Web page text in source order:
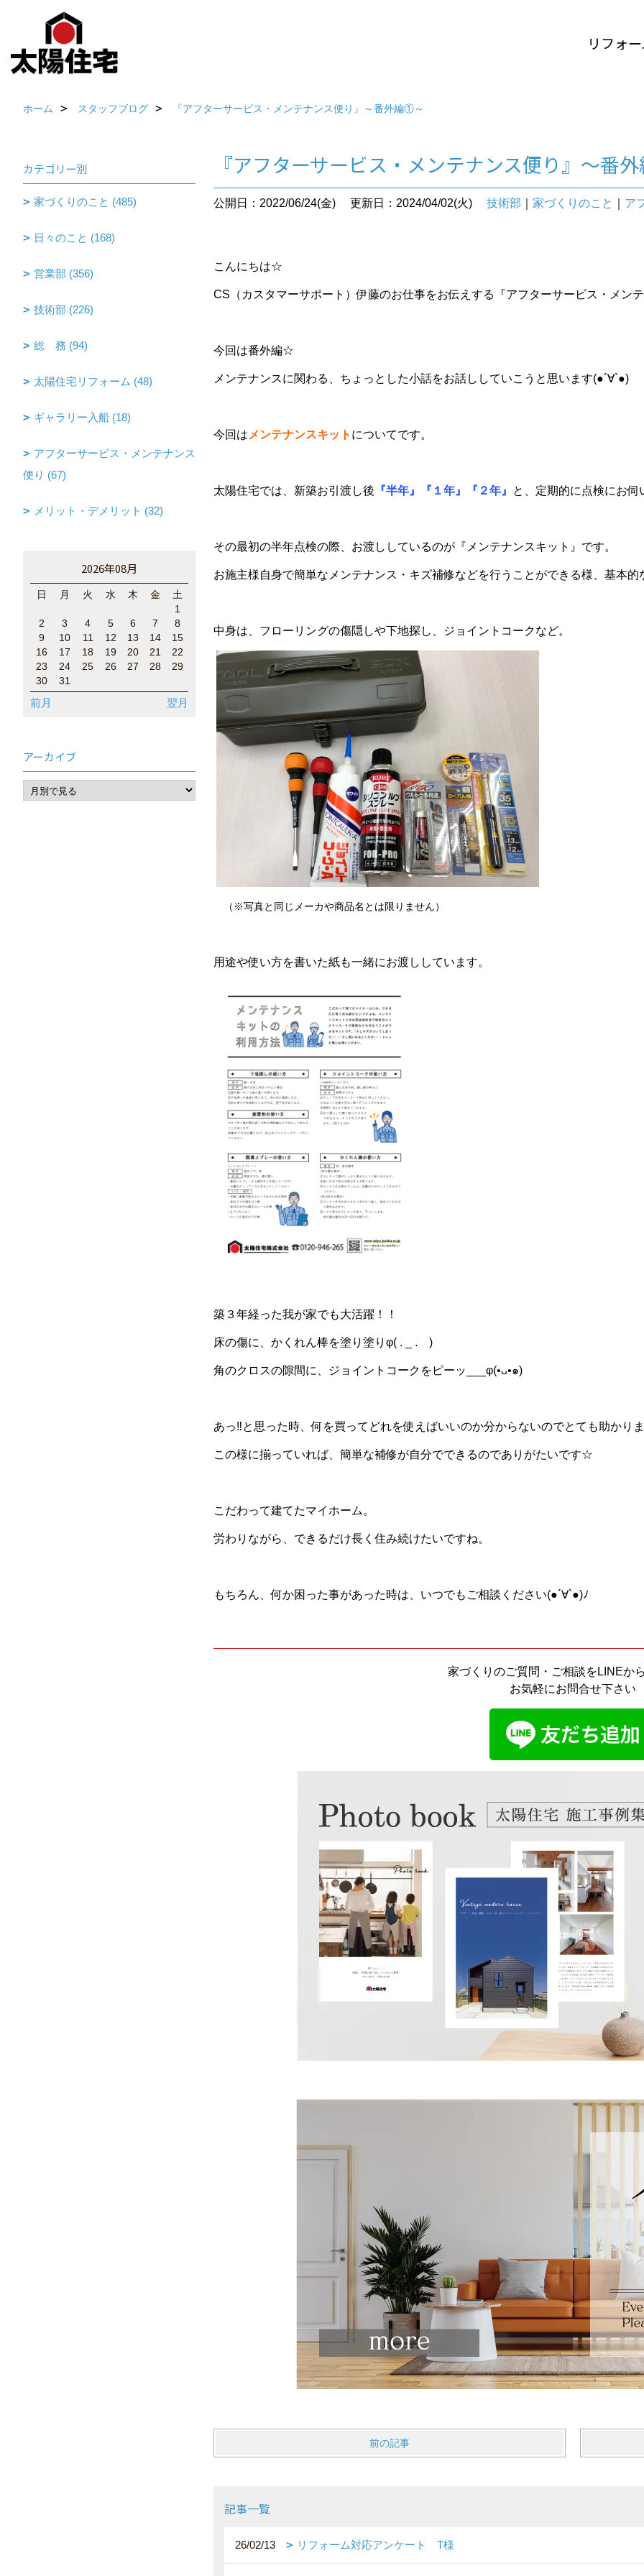
リフォ
ホーム スタッフブログ 『アフターサービス・メンテナンス便り』～番外編①～
『アフターサービス・メンテナンス便り』～番
公開日：2022/06/24(金) 更新日：2024/04/02(火) 技術部 家づくりのこと ア
こんにちは☆
CS（カスタマーサポート）伊藤のお仕事をお伝えする『アフターサービス・メン
今回は番外編☆
メンテナンスに関わる、ちょっとした小話をお話ししていこうと思います(●´∀`●)
今回は メンテナンスキット についてです。
太陽住宅では、新築お引渡し後 『半年』『１年』『２年』 と、定期的に点検にお
その最初の半年点検の際、お渡ししているのが『メンテナンスキット』です。
お施主様自身で簡単なメンテナンス・キズ補修などを行うことができる様、基本
中身は、フローリングの傷隠しや下地探し、ジョイントコークなど。
（※写真と同じメーカや商品名とは限りません）
用途や使い方を書いた紙も一緒にお渡ししています。
築３年経った我が家でも大活躍！！
床の傷に、かくれん棒を塗り塗り φ( . _ . )
角のクロスの隙間に、ジョイントコークをピーッ ___φ(•ᴗ•๑)
あっ‼と思った時、何を買ってどれを使えばいいのか分からないのでとても助かり
この様に揃っていれば、簡単な補修が自分でできるのでありがたいです☆
こだわって建てたマイホーム。
労わりながら、できるだけ長く住み続けたいですね。
もちろん、何か困った事があった時は、いつでもご相談ください(●´∀`●)ﾉ
家づくりのご質問・ご相談をLINEか
お気軽にお問合せ下さい
前の記事
記事一覧
26/02/13 リフォーム対応アンケート T様
カテゴリー別
家づくりのこと (485)
日々のこと (168)
営業部 (356)
技術部 (226)
総 務 (94)
太陽住宅リフォーム (48)
ギャラリー入船 (18)
アフターサービス・メンテナンス
便り (67)
メリット・デメリット (32)
2026年08月
日 月 火 水 木 金
土
1
2
3 4 5 6 7
8
9
10 11 12 13 14
15
16
17 18 19 20 21
22
23
24 25 26 27 28
29
30
31
前月 翌月
アーカイブ